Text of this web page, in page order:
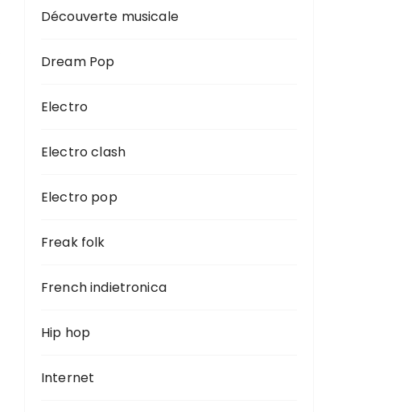
Découverte musicale
Dream Pop
Electro
Electro clash
Electro pop
Freak folk
French indietronica
Hip hop
Internet